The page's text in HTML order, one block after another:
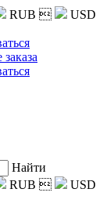
RUB  USD
Найти
RUB  USD